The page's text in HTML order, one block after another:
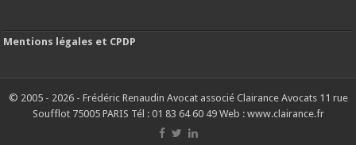
Mentions légales et CPDP
© 2005 - 2026 - Frédéric Renaudin Avocat associé Clairance Avocats 11 rue
Soufflot 75005 PARIS Tél : 01 83 64 60 49 Web : www.clairance.fr